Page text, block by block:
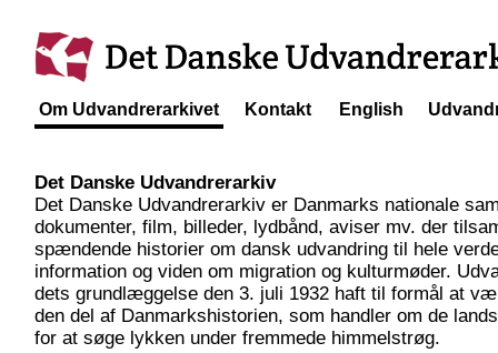
Om Udvandrerarkivet Kontakt English
Det Danske Udvandrerarkiv
Det Danske Udvandrerarkiv er Danmarks nationale
dokumenter, film, billeder, lydbånd, aviser mv. der
spændende historier om dansk udvandring til hele
information og viden om migration og kulturmøder.
dets grundlæggelse den 3. juli 1932 haft til formål at
den del af Danmarkshistorien, som handler om de
for at søge lykken under fremmede himmelstrøg.